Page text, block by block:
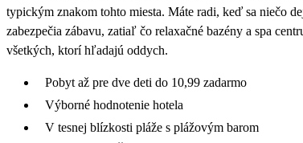
typickým znakom tohto miesta. Máte radi, keď sa niečo
zabezpečia zábavu, zatiaľ čo relaxačné bazény a spa
všetkých, ktorí hľadajú oddych.
Pobyt až pre dve deti do 10,99 zadarmo
Výborné hodnotenie hotela
V tesnej blízkosti pláže s plážovým barom